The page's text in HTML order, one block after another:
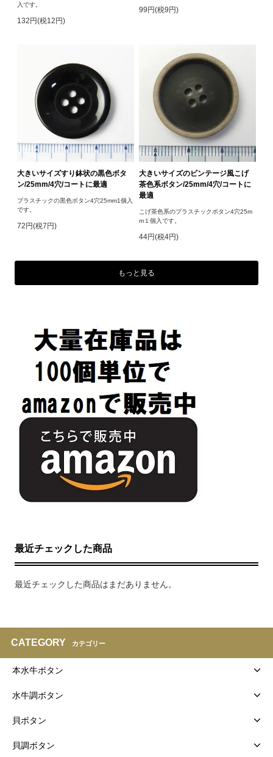
入です。
132円(税12円)
99円(税9円)
大きいサイズすり鉢状の黒色ボタ
ン/25mm/4穴/コートに最適
プラスチックの黒色ボタン4穴25mm1個入
です。
72円(税7円)
大きいサイズのビンテージ風こげ
茶色系ボタン/25mm/4穴/コートに
最適
こげ茶色系のプラスチックボタン4穴25m
m１個入です。
44円(税4円)
もっと見る
最近チェックした商品
最近チェックした商品はまだありません。
CATEGORY カテゴリー
本水牛ボタン
水牛調ボタン
貝ボタン
貝調ボタン